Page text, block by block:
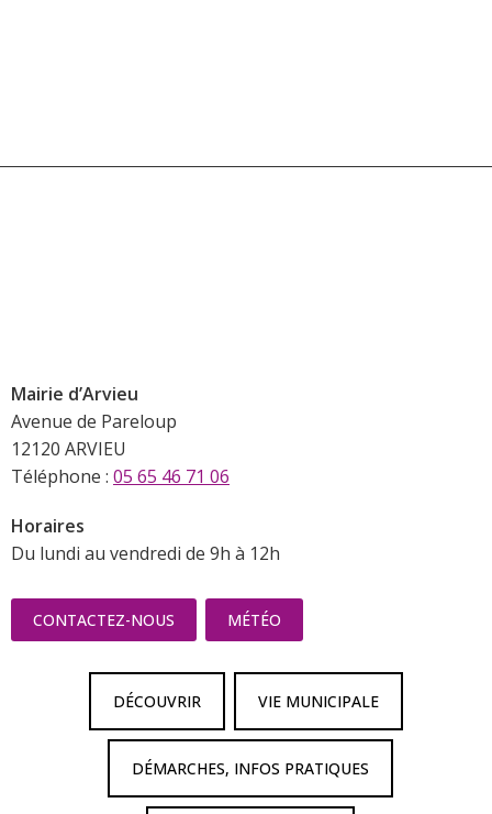
Mairie d’Arvieu
Avenue de Pareloup
12120 ARVIEU
Téléphone : 05 65 46 71 06
Horaires
Du lundi au vendredi de 9h à 12h
CONTACTEZ-NOUS MÉTÉO
DÉCOUVRIR VIE MUNICIPALE
DÉMARCHES, INFOS PRATIQUES